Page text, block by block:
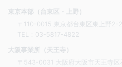
東京本部（台東区・上野）
〒110-0015 東京都台東区東上野2-
TEL： 03-5817-4822
大阪事業所（天王寺）
〒543-0031 大阪府大阪市天王寺